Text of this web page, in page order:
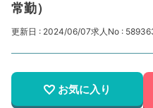
常勤）
更新日 : 2024/06/07求人No :
お気に入り